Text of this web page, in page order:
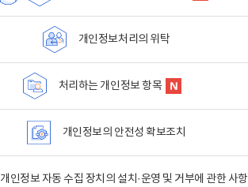
개인정보처리의 위탁
처리하는 개인정보 항목
개인정보의 안전성 확보조치
개인정보 자동 수집 장치의 설치·운영 및 거부에 관한 사항